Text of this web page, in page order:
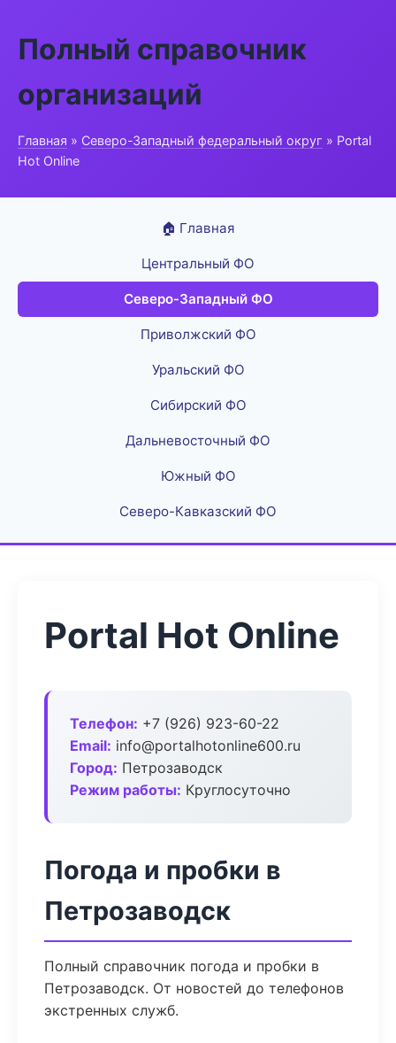
Полный справочник
организаций
Главная » Северо-Западный федеральный округ » Portal
Hot Online
🏠 Главная
Центральный ФО
Северо-Западный ФО
Приволжский ФО
Уральский ФО
Сибирский ФО
Дальневосточный ФО
Южный ФО
Северо-Кавказский ФО
Portal Hot Online
Телефон: +7 (926) 923-60-22
Email: info@portalhotonline600.ru
Город: Петрозаводск
Режим работы: Круглосуточно
Погода и пробки в
Петрозаводск
Полный справочник погода и пробки в
Петрозаводск. От новостей до телефонов
экстренных служб.